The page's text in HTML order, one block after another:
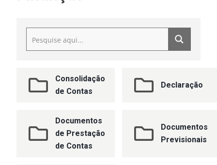
Consolidação
de Contas
Declaração
Documentos
de Prestação
de Contas
Documentos
Previsionais